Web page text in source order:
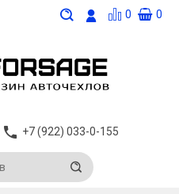
0 0
+7 (922) 033-0-155